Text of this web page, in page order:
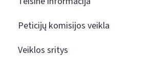
Peticijų komisijos veikla
Veiklos sritys